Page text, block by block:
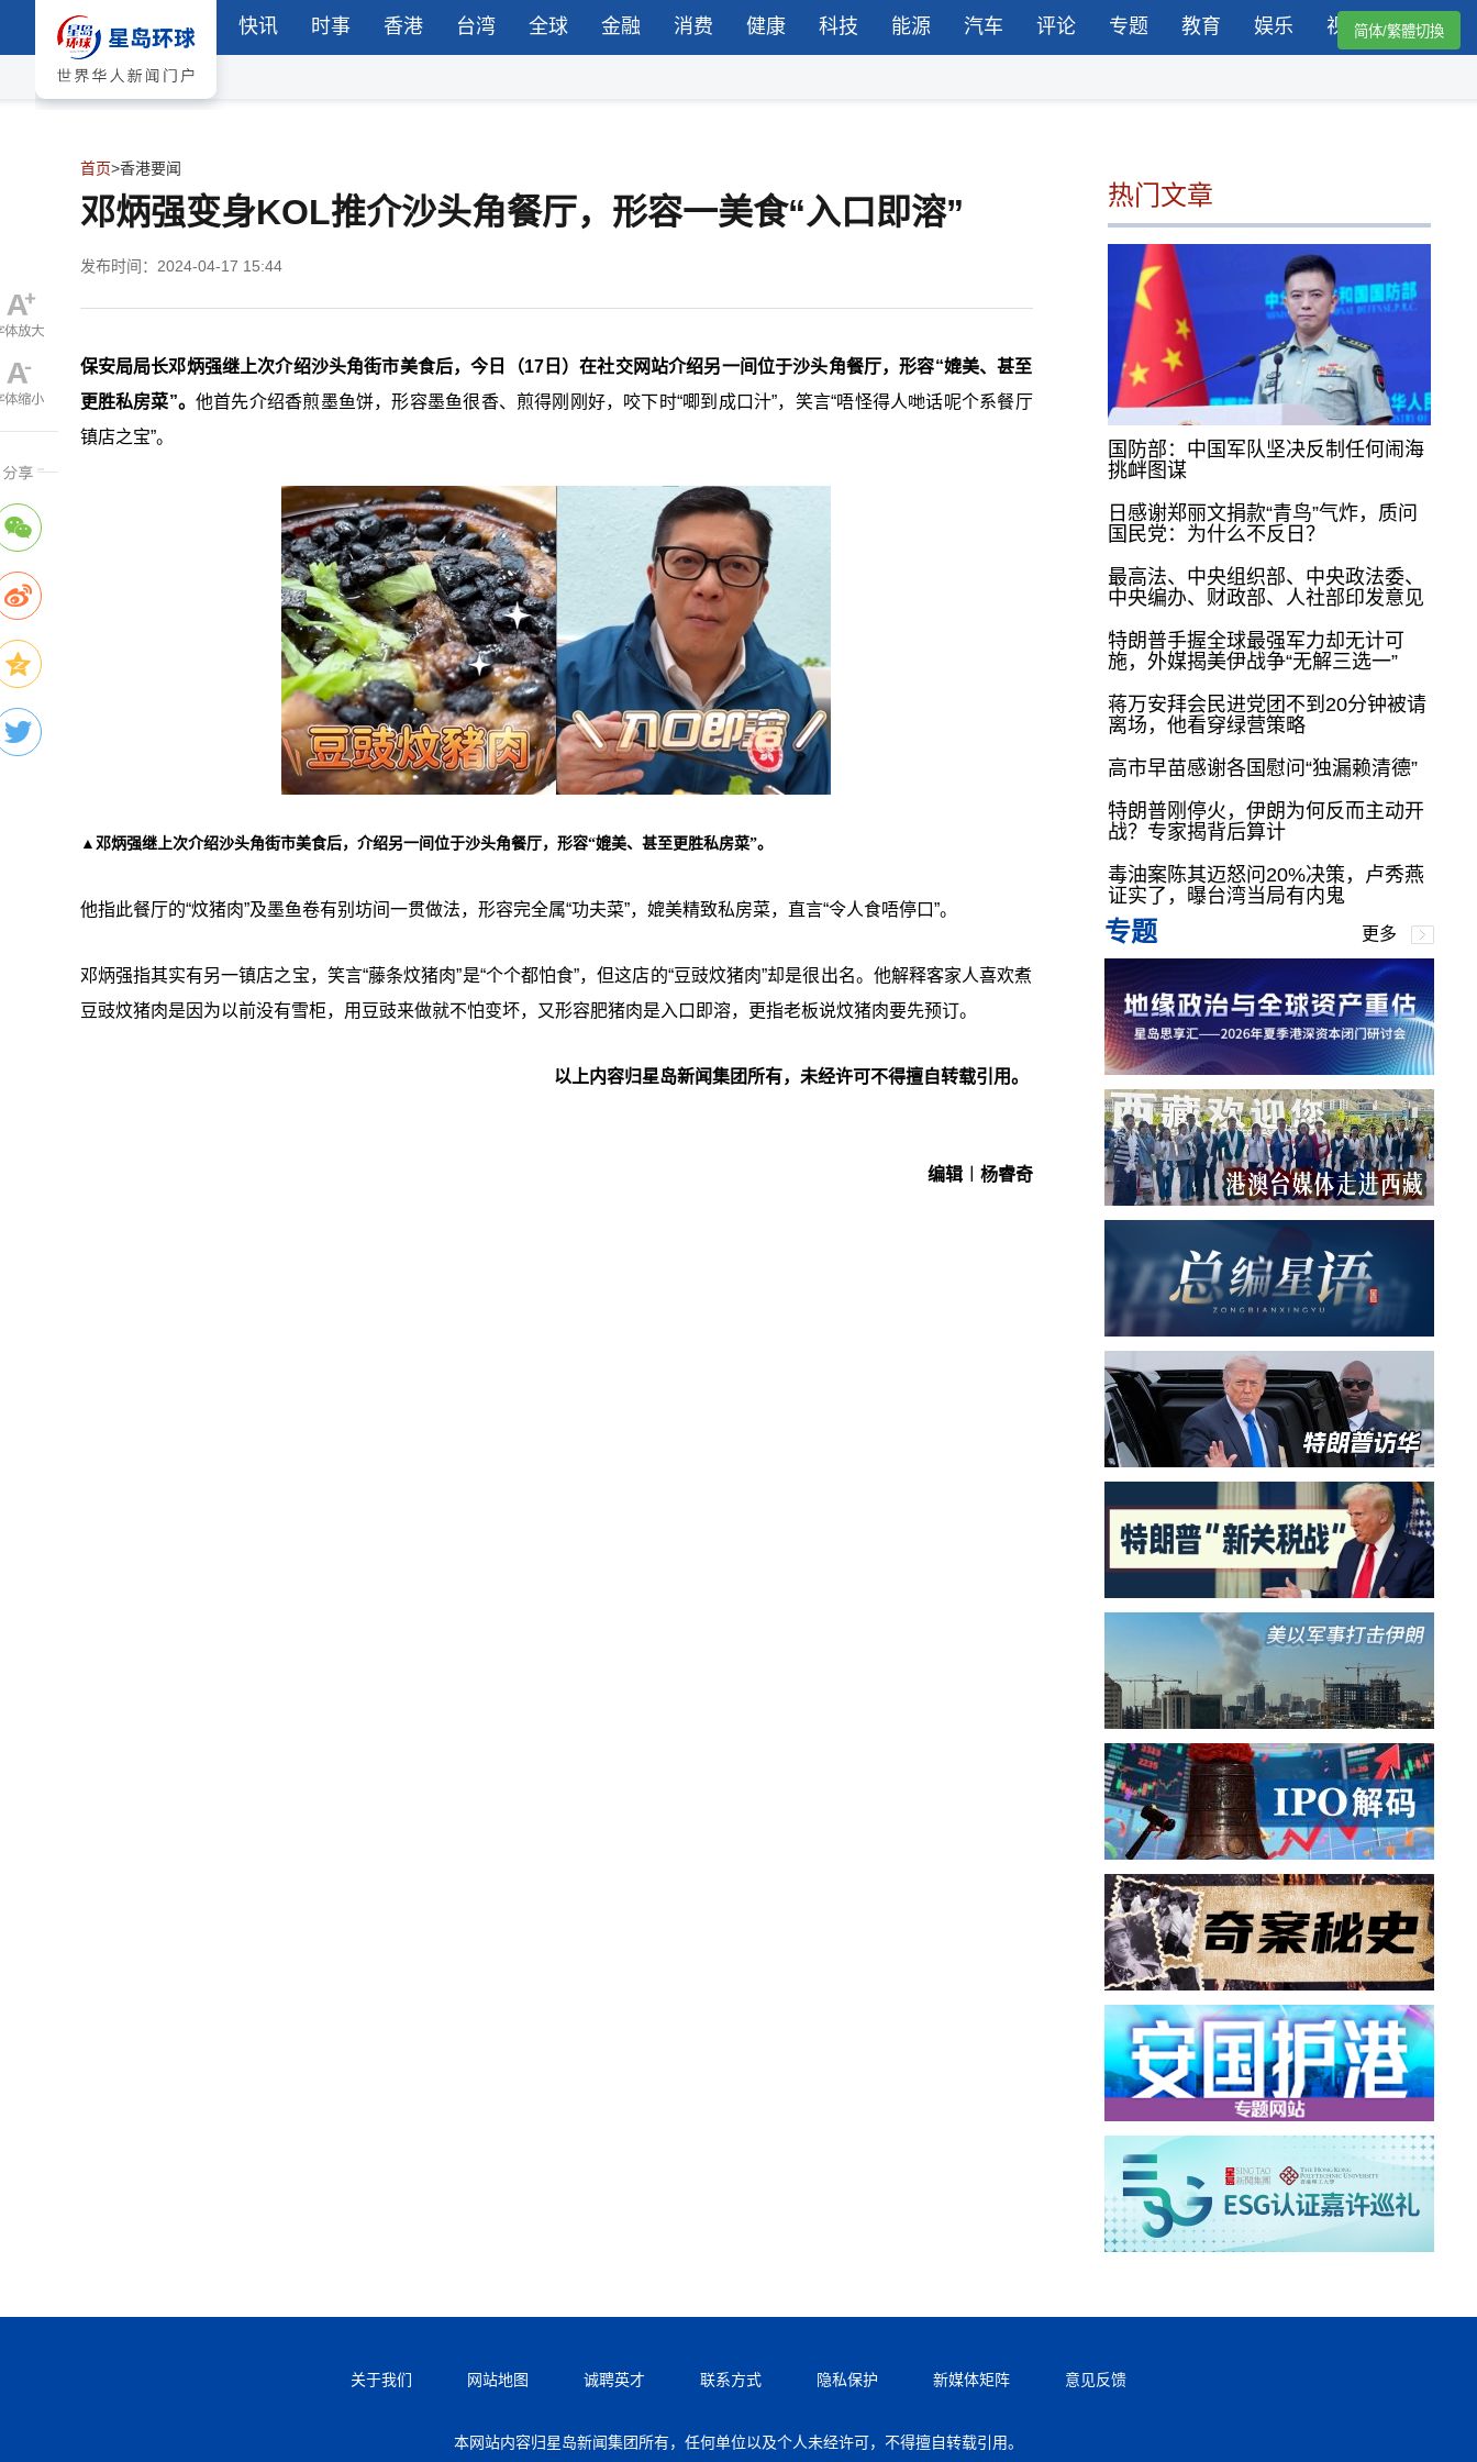
快讯 时事 香港 台湾 全球 金融 消费 健康 科技 能源 汽车 评论 专题 教育 娱乐 视频简体/繁體切換
首页>香港要闻
邓炳强变身KOL推介沙头角餐厅，形容一美食“入口即溶”
发布时间：2024-04-17 15:44
保安局局长邓炳强继上次介绍沙头角街市美食后，今日（17日）在社交网站介绍另一间位于沙头角餐厅，形容“媲美、甚至
更胜私房菜”。他首先介绍香煎墨鱼饼，形容墨鱼很香、煎得刚刚好，咬下时“唧到成口汁”，笑言“唔怪得人哋话呢个系餐厅
镇店之宝”。
▲邓炳强继上次介绍沙头角街市美食后，介绍另一间位于沙头角餐厅，形容“媲美、甚至更胜私房菜”。
他指此餐厅的“炆猪肉”及墨鱼卷有别坊间一贯做法，形容完全属“功夫菜”，媲美精致私房菜，直言“令人食唔停口”。
邓炳强指其实有另一镇店之宝，笑言“藤条炆猪肉”是“个个都怕食”，但这店的“豆豉炆猪肉”却是很出名。他解释客家人喜欢煮
豆豉炆猪肉是因为以前没有雪柜，用豆豉来做就不怕变坏，又形容肥猪肉是入口即溶，更指老板说炆猪肉要先预订。
以上内容归星岛新闻集团所有，未经许可不得擅自转载引用。
编辑︱杨睿奇
热门文章
国防部：中国军队坚决反制任何闹海
挑衅图谋
日感谢郑丽文捐款“青鸟”气炸，质问
国民党：为什么不反日？
最高法、中央组织部、中央政法委、
中央编办、财政部、人社部印发意见
特朗普手握全球最强军力却无计可
施，外媒揭美伊战争“无解三选一”
蒋万安拜会民进党团不到20分钟被请
离场，他看穿绿营策略
高市早苗感谢各国慰问“独漏赖清德”
特朗普刚停火，伊朗为何反而主动开
战？专家揭背后算计
毒油案陈其迈怒问20%决策，卢秀燕
证实了，曝台湾当局有内鬼
专题 更多
关于我们 网站地图 诚聘英才 联系方式 隐私保护 新媒体矩阵 意见反馈
本网站内容归星岛新闻集团所有，任何单位以及个人未经许可，不得擅自转载引用。